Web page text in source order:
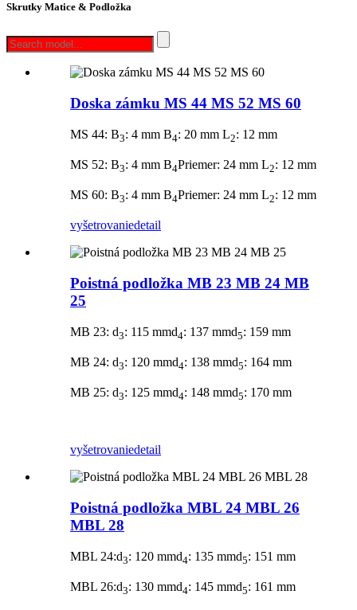
Skrutky Matice & Podložka
Doska zámku MS 44 MS 52 MS 60
MS 44: B3: 4 mm B4: 20 mm L2: 12 mm
MS 52: B3: 4 mm B4Priemer: 24 mm L2: 12 mm
MS 60: B3: 4 mm B4Priemer: 24 mm L2: 12 mm
vyšetrovaniedetail
Poistná podložka MB 23 MB 24 MB
25
MB 23: d3: 115 mmd4: 137 mmd5: 159 mm
MB 24: d3: 120 mmd4: 138 mmd5: 164 mm
MB 25: d3: 125 mmd4: 148 mmd5: 170 mm
vyšetrovaniedetail
Poistná podložka MBL 24 MBL 26
MBL 28
MBL 24:d3: 120 mmd4: 135 mmd5: 151 mm
MBL 26:d3: 130 mmd4: 145 mmd5: 161 mm